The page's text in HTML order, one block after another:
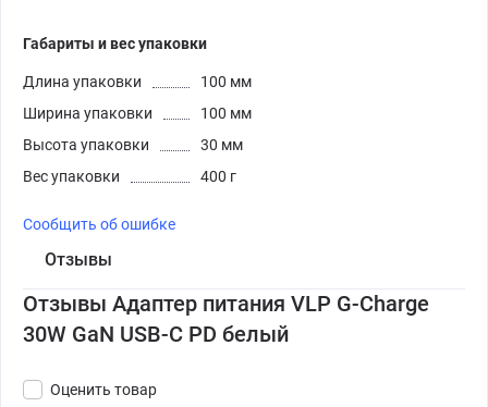
Габариты и вес упаковки
Длина упаковки
100 мм
Ширина упаковки
100 мм
Высота упаковки
30 мм
Вес упаковки
400 г
Сообщить об ошибке
Отзывы
Отзывы Адаптер питания VLP G-Charge
30W GaN USB-C PD белый
Оценить товар